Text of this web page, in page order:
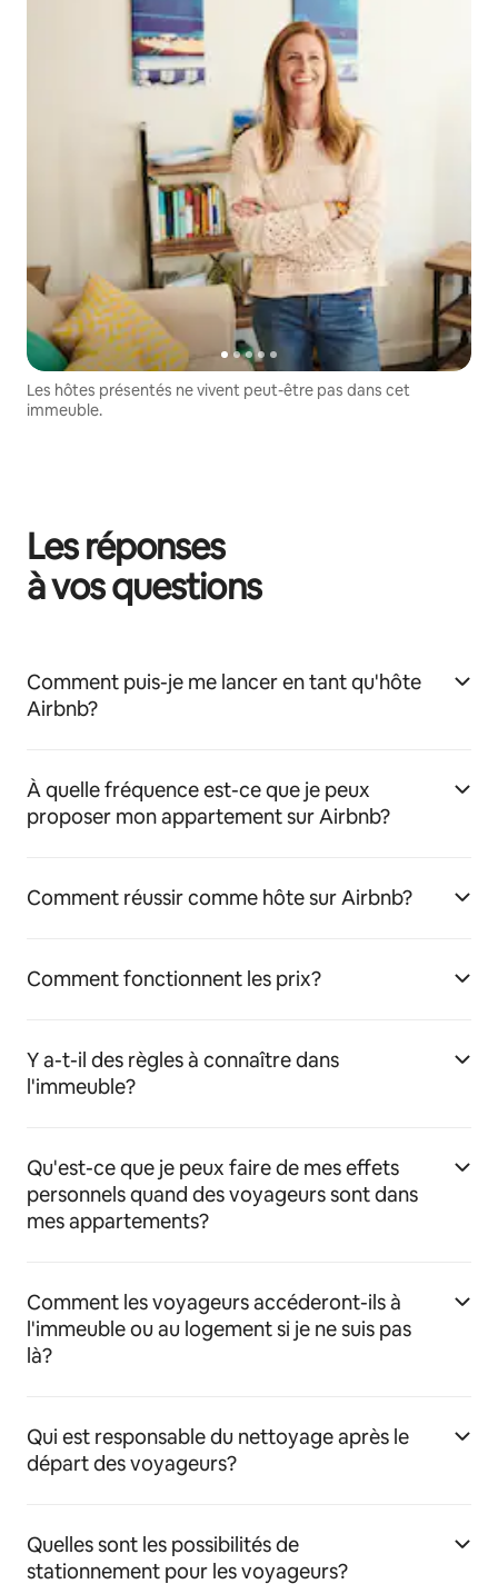
Les hôtes présentés ne vivent peut-être pas dans cet
immeuble.
Les réponses
à vos questions
Comment puis-je me lancer en tant qu'hôte
Airbnb?
À quelle fréquence est-ce que je peux
proposer mon appartement sur Airbnb?
Comment réussir comme hôte sur Airbnb?
Comment fonctionnent les prix?
Y a-t-il des règles à connaître dans
l'immeuble?
Qu'est-ce que je peux faire de mes effets
personnels quand des voyageurs sont dans
mes appartements?
Comment les voyageurs accéderont-ils à
l'immeuble ou au logement si je ne suis pas
là?
Qui est responsable du nettoyage après le
départ des voyageurs?
Quelles sont les possibilités de
stationnement pour les voyageurs?